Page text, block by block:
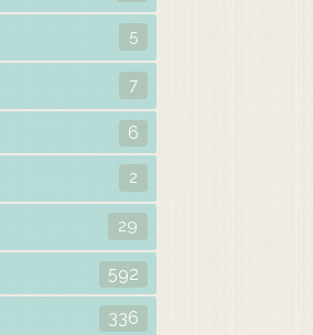
5
7
6
2
29
592
336